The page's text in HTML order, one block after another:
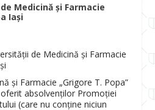
Medicină și Farmacie
Iași
de Medicină și Farmacie
și Farmacie „Grigore T. Popa”
absolvenților Promoției
(care nu conține niciun